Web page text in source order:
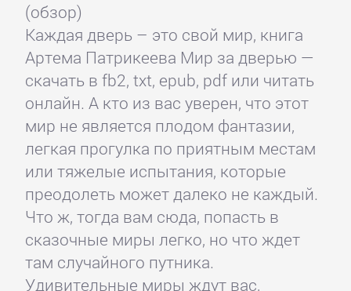
(обзор)
Каждая дверь – это свой мир, книга
Артема Патрикеева Мир за дверью —
скачать в fb2, txt, epub, pdf или читать
онлайн. А кто из вас уверен, что этот
мир не является плодом фантазии,
легкая прогулка по приятным местам
или тяжелые испытания, которые
преодолеть может далеко не каждый.
Что ж, тогда вам сюда, попасть в
сказочные миры легко, но что ждет
там случайного путника.
Удивительные миры ждут вас,